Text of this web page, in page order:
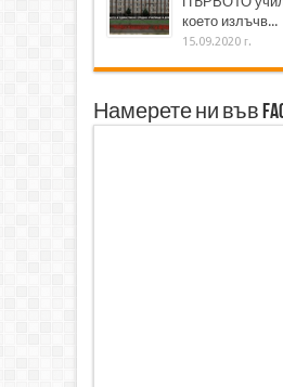
което излъчв...
15.09.2020 г.
Намерете ни във